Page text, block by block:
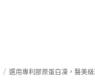
選用專利膠原蛋白凍，醫美